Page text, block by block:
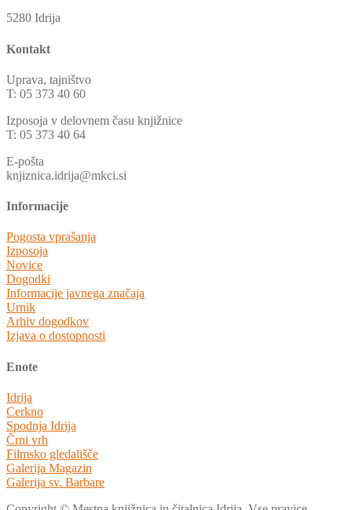
5280 Idrija
Kontakt
Uprava, tajništvo
T: 05 373 40 60
Izposoja v delovnem času knjižnice
T: 05 373 40 64
E-pošta
knjiznica.idrija@mkci.si
Informacije
Pogosta vprašanja
Izposoja
Novice
Dogodki
Informacije javnega značaja
Urnik
Arhiv dogodkov
Izjava o dostopnosti
Enote
Idrija
Cerkno
Spodnja Idrija
Črni vrh
Filmsko gledališče
Galerija Magazin
Galerija sv. Barbare